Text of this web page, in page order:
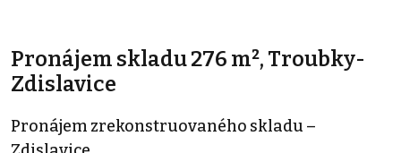
Pronájem skladu 276 m², Troubky-
Zdislavice
Pronájem zrekonstruovaného skladu –